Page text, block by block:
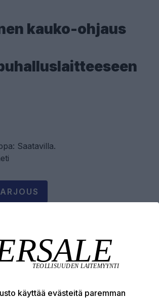
kauko-ohjaus
Saatavilla.
käyttää evästeitä paremman